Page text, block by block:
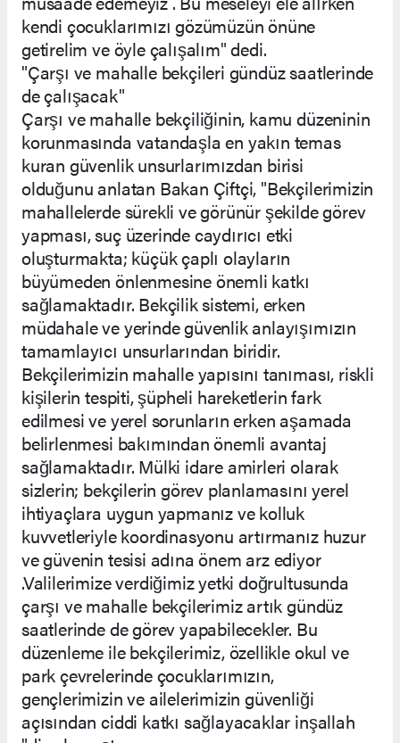
kendi çocuklarımızı gözümüzün önüne
getirelim ve öyle çalışalım" dedi.
"Çarşı ve mahalle bekçileri gündüz saatlerinde
de çalışacak"
Çarşı ve mahalle bekçiliğinin, kamu düzeninin
korunmasında vatandaşla en yakın temas
kuran güvenlik unsurlarımızdan birisi
olduğunu anlatan Bakan Çiftçi, "Bekçilerimizin
mahallelerde sürekli ve görünür şekilde görev
yapması, suç üzerinde caydırıcı etki
oluşturmakta; küçük çaplı olayların
büyümeden önlenmesine önemli katkı
sağlamaktadır. Bekçilik sistemi, erken
müdahale ve yerinde güvenlik anlayışımızın
tamamlayıcı unsurlarından biridir.
Bekçilerimizin mahalle yapısını tanıması, riskli
kişilerin tespiti, şüpheli hareketlerin fark
edilmesi ve yerel sorunların erken aşamada
belirlenmesi bakımından önemli avantaj
sağlamaktadır. Mülki idare amirleri olarak
sizlerin; bekçilerin görev planlamasını yerel
ihtiyaçlara uygun yapmanız ve kolluk
kuvvetleriyle koordinasyonu artırmanız huzur
ve güvenin tesisi adına önem arz ediyor
.Valilerimize verdiğimiz yetki doğrultusunda
çarşı ve mahalle bekçilerimiz artık gündüz
saatlerinde de görev yapabilecekler. Bu
düzenleme ile bekçilerimiz, özellikle okul ve
park çevrelerinde çocuklarımızın,
gençlerimizin ve ailelerimizin güvenliği
açısından ciddi katkı sağlayacaklar inşallah